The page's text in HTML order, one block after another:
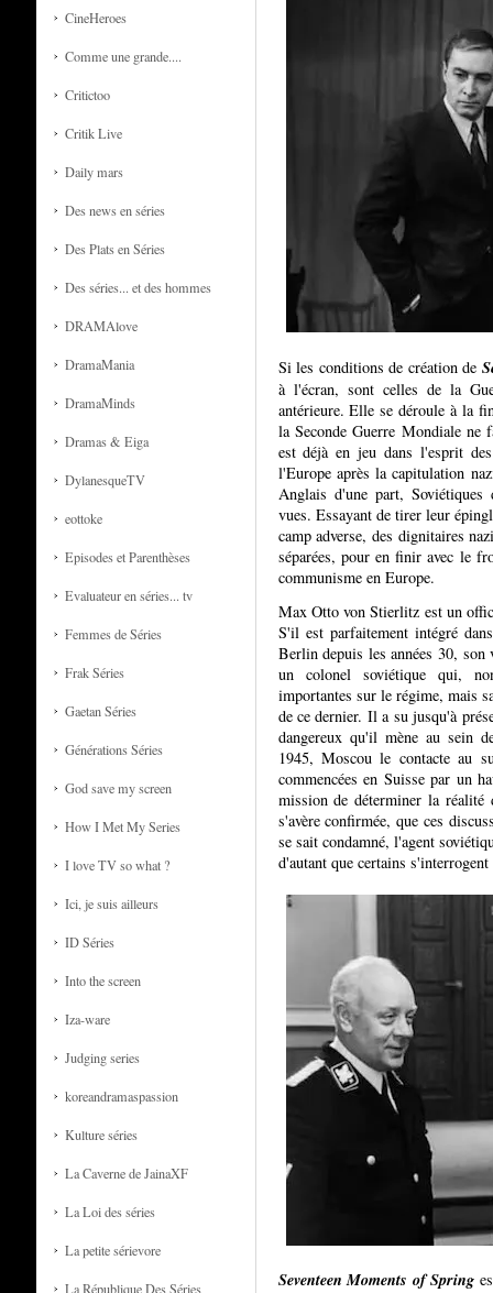
CineHeroes
Comme une grande....
Critictoo
Critik Live
Daily mars
Des news en séries
Des Plats en Séries
Des séries... et des hommes
DRAMAlove
DramaMania
DramaMinds
Dramas & Eiga
DylanesqueTV
eottoke
Episodes et Parenthèses
Evaluateur en séries... tv
Femmes de Séries
Frak Séries
Gaetan Séries
Générations Séries
God save my screen
How I Met My Series
I love TV so what ?
Ici, je suis ailleurs
ID Séries
Into the screen
Iza-ware
Judging series
koreandramaspassion
Kulture séries
La Caverne de JainaXF
La Loi des séries
La petite sérievore
La République Des Séries
Si les conditions de création de
à l'écran, sont celles de la
antérieure. Elle se déroule à la
la Seconde Guerre Mondiale
est déjà en jeu dans l'esprit
l'Europe après la capitulation
Anglais d'une part, Soviétiques
vues. Essayant de tirer leur
camp adverse, des dignitaires
séparées, pour en finir avec le
communisme en Europe.
Max Otto von Stierlitz est un
S'il est parfaitement intégré
Berlin depuis les années 30,
un colonel soviétique qui,
importantes sur le régime, mais
de ce dernier. Il a su jusqu'à
dangereux qu'il mène au sein
1945, Moscou le contacte au
commencées en Suisse par un
mission de déterminer la réalité
s'avère confirmée, que ces
se sait condamné, l'agent
d'autant que certains
Seventeen Moments of Spring